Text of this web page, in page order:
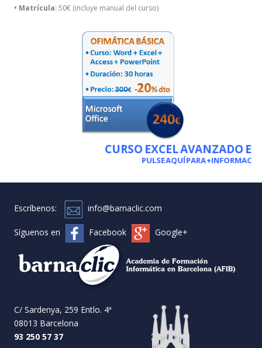
• Matrícula: 50€ (incluye manual del curso)
CURSO EXCEL AVANZADO
PULSE AQUÍ PARA +INFORMACIÓN
Escríbenos: info@barnaclic.com
Síguenos en Facebook Google+
C/ Sardenya, 259 Entlo. 4ª
08013 Barcelona
93 250 57 37